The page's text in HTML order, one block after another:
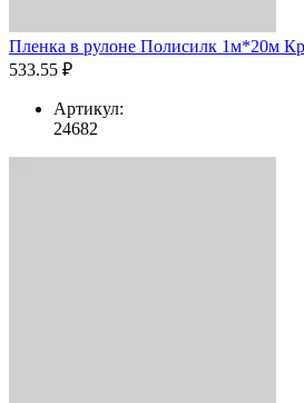
Пленка в рулоне Полисилк 1м*20м
533.55 ₽
Артикул:
24682